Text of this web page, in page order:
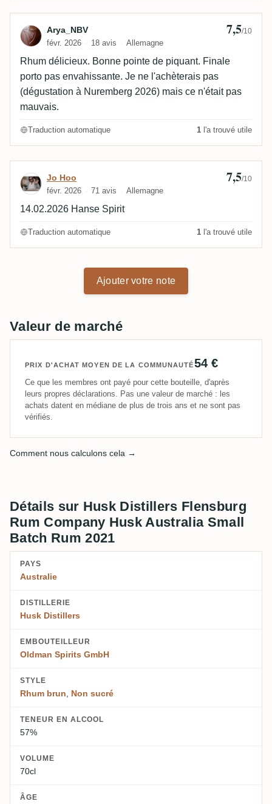
Avis de Arya_NBV
Arya_NBV
févr. 2026 18 avis Allemagne
7,5/10
Rhum délicieux. Bonne pointe de piquant. Finale
porto pas envahissante. Je ne l'achèterais pas
(dégustation à Nuremberg 2026) mais ce n'était pas
mauvais.
Traduction automatique 1 l'a trouvé utile
Avis de Jo Hoo
Jo Hoo
févr. 2026 71 avis Allemagne
7,5/10
14.02.2026 Hanse Spirit
Traduction automatique 1 l'a trouvé utile
Ajouter votre note
Valeur de marché
PRIX D'ACHAT MOYEN DE LA COMMUNAUTÉ54 €
Ce que les membres ont payé pour cette bouteille, d'après
leurs propres déclarations. Pas une valeur de marché : les
achats datent en médiane de plus de trois ans et ne sont pas
vérifiés.
Comment nous calculons cela →
Détails sur Husk Distillers Flensburg
Rum Company Husk Australia Small
Batch Rum 2021
PAYS
Australie
DISTILLERIE
Husk Distillers
EMBOUTEILLEUR
Oldman Spirits GmbH
STYLE
Rhum brun Non sucré
TENEUR EN ALCOOL
57%
VOLUME
70cl
ÂGE